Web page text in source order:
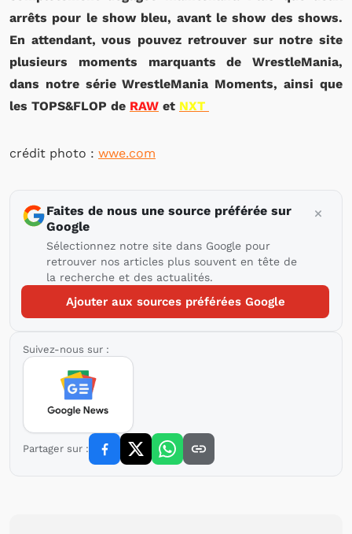
arrêts pour le show bleu, avant le show des shows.
En attendant, vous pouvez retrouver sur notre site
plusieurs moments marquants de WrestleMania,
dans notre série WrestleMania Moments, ainsi que
les TOPS&FLOP de RAW et NXT
crédit photo : wwe.com
Faites de nous une source préférée sur
Google
Sélectionnez notre site dans Google pour
retrouver nos articles plus souvent en tête de
la recherche et des actualités.
Ajouter aux sources préférées Google
Suivez-nous sur :
Partager sur :